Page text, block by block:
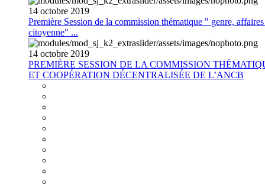
14 octobre 2019
Première Session de la commission thématique " genre,
citoyenne" ...
14 octobre 2019
PREMIÈRE SESSION DE LA COMMISSION
ET COOPÉRATION DÉCENTRALISÉE DE L’ANCB